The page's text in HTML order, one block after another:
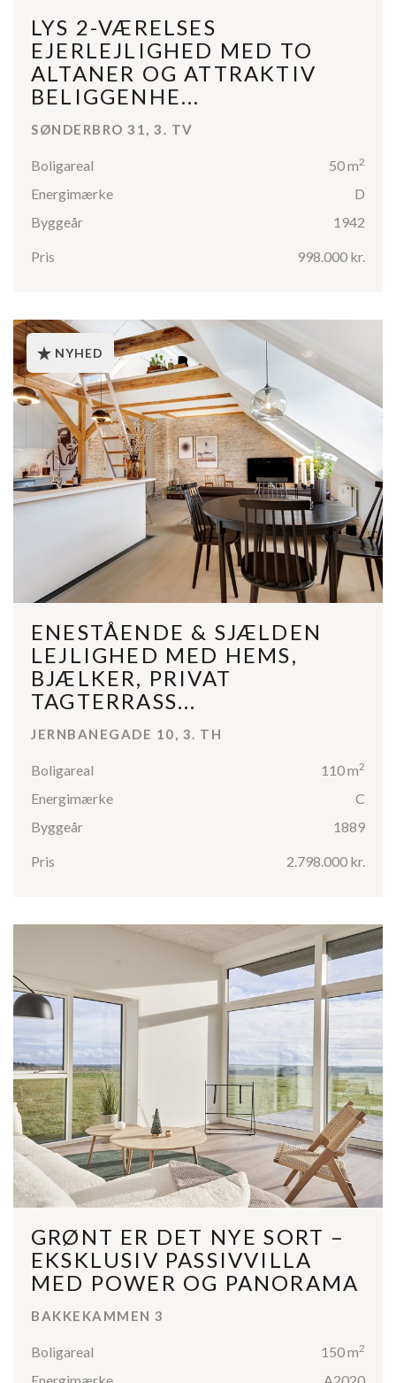
LYS 2-VÆRELSES
EJERLEJLIGHED MED TO
ALTANER OG ATTRAKTIV
BELIGGENHE...
SØNDERBRO 31, 3. TV
Boligareal 50 m2
Energimærke
D
Byggeår
1942
Pris 998.000 kr.
NYHED
ENESTÅENDE & SJÆLDEN
LEJLIGHED MED HEMS,
BJÆLKER, PRIVAT
TAGTERRASS...
JERNBANEGADE 10, 3. TH
Boligareal 110 m2
Energimærke
C
Byggeår
1889
Pris 2.798.000 kr.
GRØNT ER DET NYE SORT –
EKSKLUSIV PASSIVVILLA
MED POWER OG PANORAMA
BAKKEKAMMEN 3
Boligareal 150 m2